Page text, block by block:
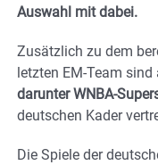
Auswahl mit dabei.
Zusätzlich zu dem
letzten EM-Team sind
darunter WNBA-
deutschen Kader
Die Spiele der